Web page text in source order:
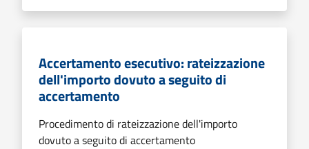
Accertamento esecutivo: rateizzazione
dell'importo dovuto a seguito di
accertamento
Procedimento di rateizzazione dell'importo
dovuto a seguito di accertamento